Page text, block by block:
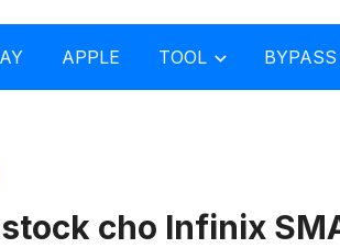
APPLE TOOL
cho Infinix